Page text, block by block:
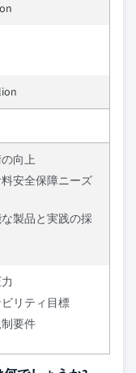
向上
安全保障ニーズ
製品と実践の採
リティ目標
要件